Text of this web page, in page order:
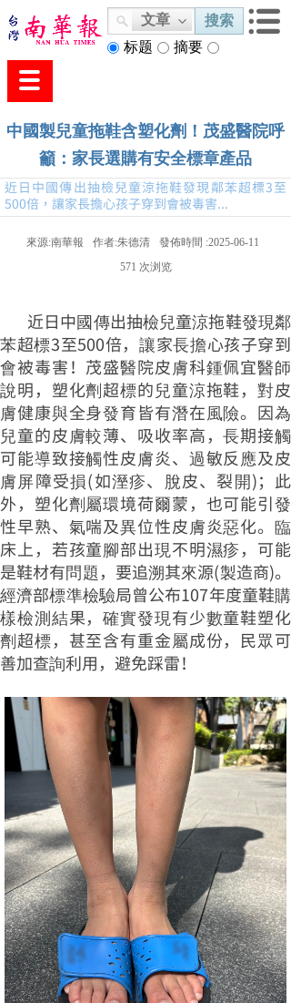
文章
搜索
标题
摘要
中國製兒童拖鞋含塑化劑！茂盛醫院呼
籲：家長選購有安全標章產品
近日中國傳出抽檢兒童涼拖鞋發現鄰苯超標3至
500倍，讓家長擔心孩子穿到會被毒害...
來源:南華報 作者:朱德清 發佈時間 :2025-06-11
571 次浏览
近日中國傳出抽檢兒童涼拖鞋發現鄰
苯超標3至500倍，讓家長擔心孩子穿到
會被毒害！茂盛醫院皮膚科鍾佩宜醫師
說明，塑化劑超標的兒童涼拖鞋，對皮
膚健康與全身發育皆有潛在風險。因為
兒童的皮膚較薄、吸收率高，長期接觸
可能導致接觸性皮膚炎、過敏反應及皮
膚屏障受損(如溼疹、脫皮、裂開)；此
外，塑化劑屬環境荷爾蒙，也可能引發
性早熟、氣喘及異位性皮膚炎惡化。臨
床上，若孩童腳部出現不明濕疹，可能
是鞋材有問題，要追溯其來源(製造商)。
經濟部標準檢驗局曾公布107年度童鞋購
樣檢測結果，確實發現有少數童鞋塑化
劑超標，甚至含有重金屬成份，民眾可
善加查詢利用，避免踩雷！